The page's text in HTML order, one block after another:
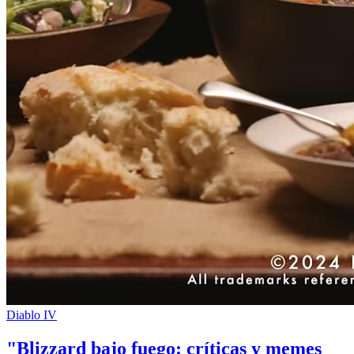
Diablo IV
"Blizzard bajo fuego: críticas y memes